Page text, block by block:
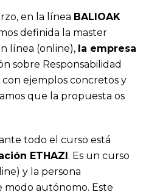
en la línea BALIOAK
definida la master
línea (online), la empresa
sobre Responsabilidad
con ejemplos concretos y
que la propuesta os
todo el curso está
ETHAZI . Es un curso
y la persona
modo autónomo. Este